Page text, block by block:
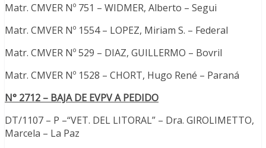
Matr. CMVER Nº 751 – WIDMER, Alberto – Segui
Matr. CMVER Nº 1554 – LOPEZ, Miriam S. – Federal
Matr. CMVER Nº 529 – DIAZ, GUILLERMO – Bovril
Matr. CMVER Nº 1528 – CHORT, Hugo René – Paraná
N° 2712 – BAJA DE EVPV A PEDIDO
DT/1107 – P –“VET. DEL LITORAL” – Dra. GIROLIMETTO,
Marcela – La Paz